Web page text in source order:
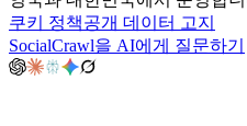
쿠키 정책공개 데이터 고지
SocialCrawl을 AI에게 질문하기